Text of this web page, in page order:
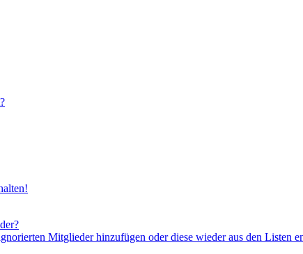
Mitglieder hinzufügen oder diese wieder aus den Listen